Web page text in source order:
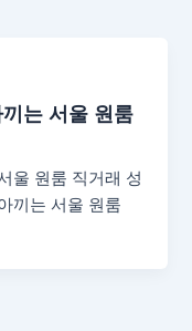
는 서울 원룸
울 원룸 직거래 성
끼는 서울 원룸